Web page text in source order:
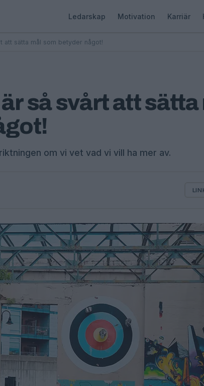
Ledarskap Motivation Karriär
att sätta mål som betyder något!
så svårt att sätta
om vi vet vad vi vill ha mer av.